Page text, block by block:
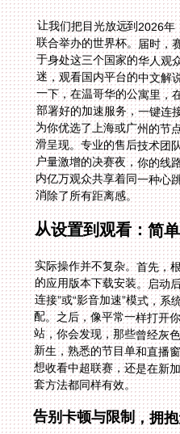
让我们把目光放远到2026
联合举办的世界杯。届时，
于身处这三个国家的华人观
迷，观看国内平台的中文解
一下，在温哥华的公寓里，
部署好的加速服务，一键连
为你优选了上海或广州的节
滑呈现。专业的售后技术团
户量激增的决赛夜，你的线
内亿万观众共享着同一种心
消除了所有距离感。
从设置到观看：简
实际操作并不复杂。首先，
的应用版本下载安装。启动
连接”或“影音加速”模式，系
配。之后，像平常一样打
站，你会发现，那些曾经灰
新生，熟悉的节目单和直播
想收看中超联赛，还是在新
套方法都同样有效。
告别卡顿与限制，拥